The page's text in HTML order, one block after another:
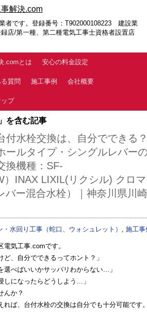
解決.com
者です。登録番号：T902000108223 建設業
店/第一種、第二種電気工事士資格者設置店
.comとは 安心の料金設定
質問 施工事例 会社概要
プ
を含む記事
付水栓交換は、自分でできる
ールタイプ・シングルレバー
換機種：SF-
）INAX LIXIL(リクシル) クロマ
バー混合水栓）｜神奈川県川崎
・水回り工事（蛇口、ウォシュレット） , 施工事
気工事.comです。
ど、自分でできるってホント？」
選べばいいかサッパリわからない…」
しになったらどうしよう…」
んか？
れば、台付水栓の交換は自分でも十分可能です